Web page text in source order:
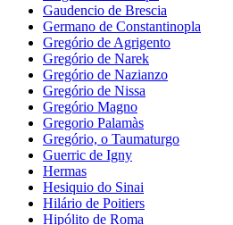
Gaudencio de Brescia
Germano de Constantinopla
Gregório de Agrigento
Gregório de Narek
Gregório de Nazianzo
Gregório de Nissa
Gregório Magno
Gregorio Palamàs
Gregório, o Taumaturgo
Guerric de Igny
Hermas
Hesiquio do Sinai
Hilário de Poitiers
Hipólito de Roma